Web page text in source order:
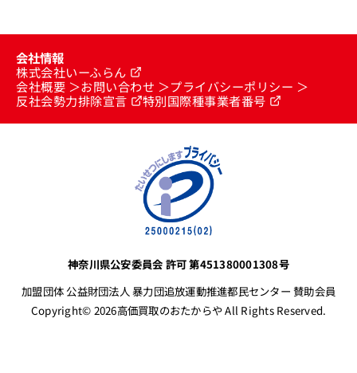
会社情報
株式会社いーふらん
会社概要
お問い合わせ
プライバシーポリシー
反社会勢力排除宣言
特別国際種事業者番号
神奈川県公安委員会 許可 第451380001308号
加盟団体 公益財団法人 暴力団追放運動推進都民センター 賛助会員
Copyright© 2026高価買取のおたからや All Rights Reserved.